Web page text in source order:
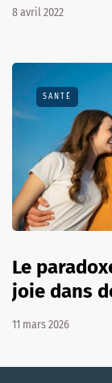
8 avril 2022
SANTÉ
Le
joie dans
11 mars 2026